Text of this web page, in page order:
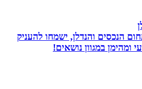
הנכסים והנדלן, ישמחו להעניק
במגוון נושאים!